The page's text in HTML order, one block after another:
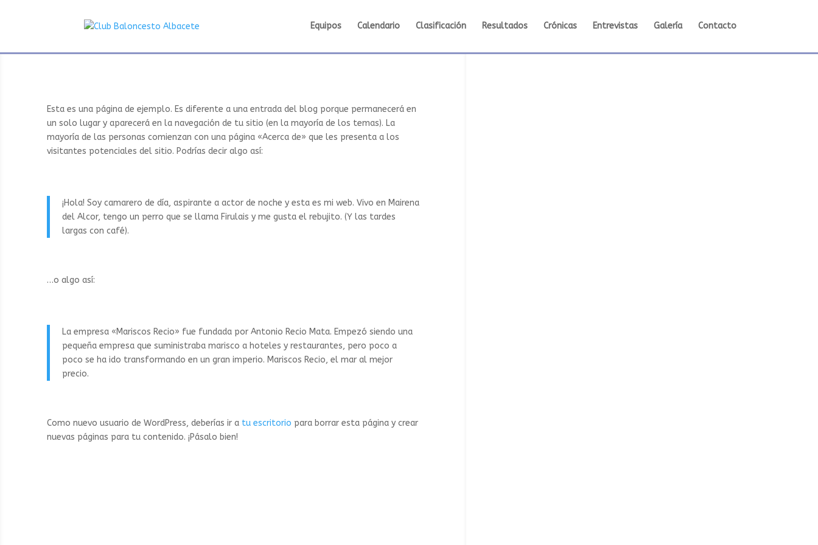
Equipos Calendario Clasificación Resultados Crónicas Entrevistas Galería Contacto
Esta es una página de ejemplo. Es diferente a una entrada del blog porque permanecerá en
un solo lugar y aparecerá en la navegación de tu sitio (en la mayoría de los temas). La
mayoría de las personas comienzan con una página «Acerca de» que les presenta a los
visitantes potenciales del sitio. Podrías decir algo así:
¡Hola! Soy camarero de día, aspirante a actor de noche y esta es mi web. Vivo en Mairena
del Alcor, tengo un perro que se llama Firulais y me gusta el rebujito. (Y las tardes
largas con café).
…o algo así:
La empresa «Mariscos Recio» fue fundada por Antonio Recio Mata. Empezó siendo una
pequeña empresa que suministraba marisco a hoteles y restaurantes, pero poco a
poco se ha ido transformando en un gran imperio. Mariscos Recio, el mar al mejor
precio.
Como nuevo usuario de WordPress, deberías ir a tu escritorio para borrar esta página y crear
nuevas páginas para tu contenido. ¡Pásalo bien!